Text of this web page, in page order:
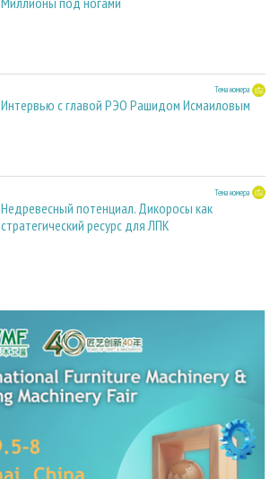
Тема номера
Интервью с главой РЭО Рашидом Исмаиловым
Тема номера
Недревесный потенциал. Дикоросы как
стратегический ресурс для ЛПК